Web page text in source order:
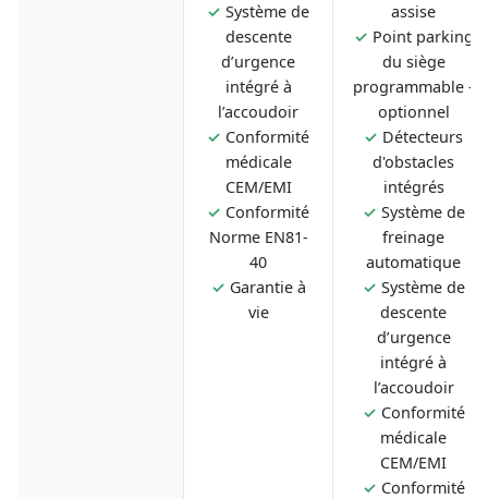
✓ Système de
descente
d’urgence
intégré à
l’accoudoir
✓ Conformité
médicale
CEM/EMI
✓ Conformité
Norme EN81-
40
✓ Garantie à
vie
assise
✓ Point parking
du siège
programmable -
optionnel
✓ Détecteurs
d'obstacles
intégrés
✓ Système de
freinage
automatique
✓ Système de
descente
d’urgence
intégré à
l’accoudoir
✓ Conformité
médicale
CEM/EMI
✓ Conformité